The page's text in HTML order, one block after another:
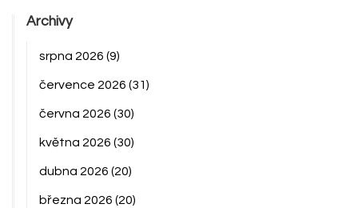
Archivy
srpna 2026 (9)
července 2026 (31)
června 2026 (30)
května 2026 (30)
dubna 2026 (20)
března 2026 (20)